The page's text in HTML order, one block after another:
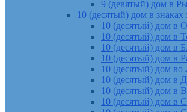
9 (девятый) дом в
10 (десятый) дом в знаках
10 (десятый) дом в
10 (десятый) дом в
10 (десятый) дом в
10 (десятый) дом в
10 (десятый) дом во
10 (десятый) дом в
10 (десятый) дом в
10 (десятый) дом в